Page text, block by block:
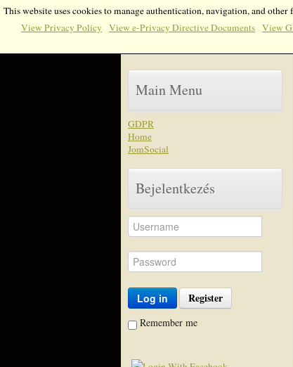
Main Menu
GDPR
Home
JomSocial
Bejelentkezés
Log in Register
Remember me
This website uses cookies to manage authentication, navigation, and
View Privacy Policy
View e-Privacy Directive Documents View